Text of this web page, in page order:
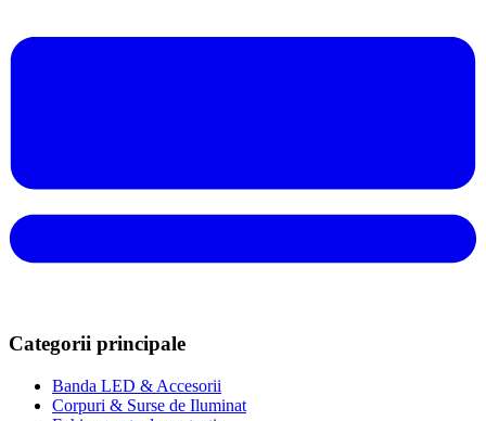
Categorii principale
Banda LED & Accesorii
Corpuri & Surse de Iluminat